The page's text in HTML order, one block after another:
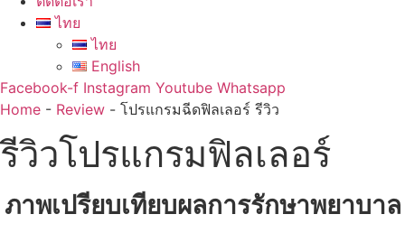
ไทย
ไทย
English
Facebook-f Instagram Youtube Whatsapp
Home - Review - โปรแกรมฉีดฟิลเลอร์ รีวิว
รีวิวโปรแกรมฟิลเลอร์
ภาพเปรียบเทียบผลการรักษาพยาบาล